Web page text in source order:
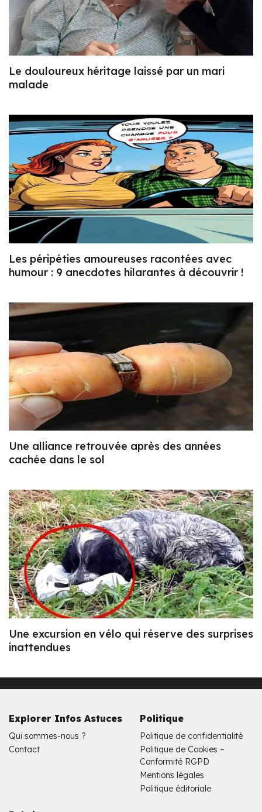
Le douloureux héritage laissé par un mari
malade
Les péripéties amoureuses racontées avec
humour : 9 anecdotes hilarantes à découvrir !
Une alliance retrouvée après des années
cachée dans le sol
Une excursion en vélo qui réserve des surprises
inattendues
Explorer Infos Astuces
Qui sommes-nous ?
Contact
Politique
Politique de confidentialité
Politique de Cookies –
Conformité RGPD
Mentions légales
Politique éditoriale